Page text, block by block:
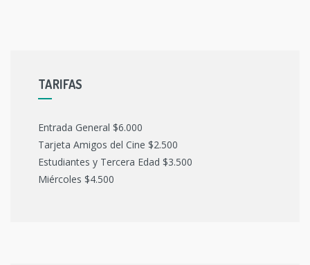
TARIFAS
Entrada General $6.000
Tarjeta Amigos del Cine $2.500
Estudiantes y Tercera Edad $3.500
Miércoles $4.500